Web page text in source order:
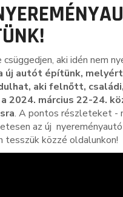
csüggedjen, aki idén nem
új autót építünk,
aki felnőtt,
2024. március 22-24.
. A pontos részleteket -
az új
tesszük közzé oldalunkon!